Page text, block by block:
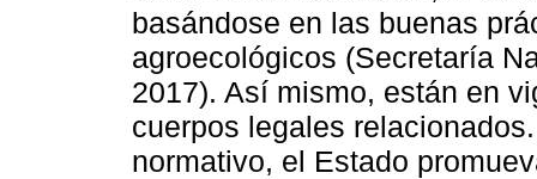
basándose en las buenas
agroecológicos (Secretaría
2017). Así mismo, están en
cuerpos legales
normativo, el Estado